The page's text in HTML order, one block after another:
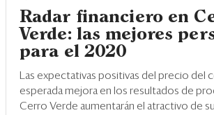
Radar financiero en
Verde: las mejores
para el 2020
Las expectativas positivas del precio del
esperada mejora en los resultados de
Cerro Verde aumentarán el atractivo de